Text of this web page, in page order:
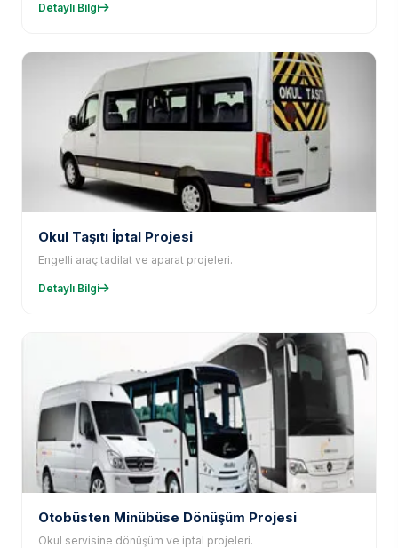
Detaylı Bilgi
Okul Taşıtı İptal Projesi
Engelli araç tadilat ve aparat projeleri.
Detaylı Bilgi
Otobüsten Minübüse Dönüşüm Projesi
Okul servisine dönüşüm ve iptal projeleri.